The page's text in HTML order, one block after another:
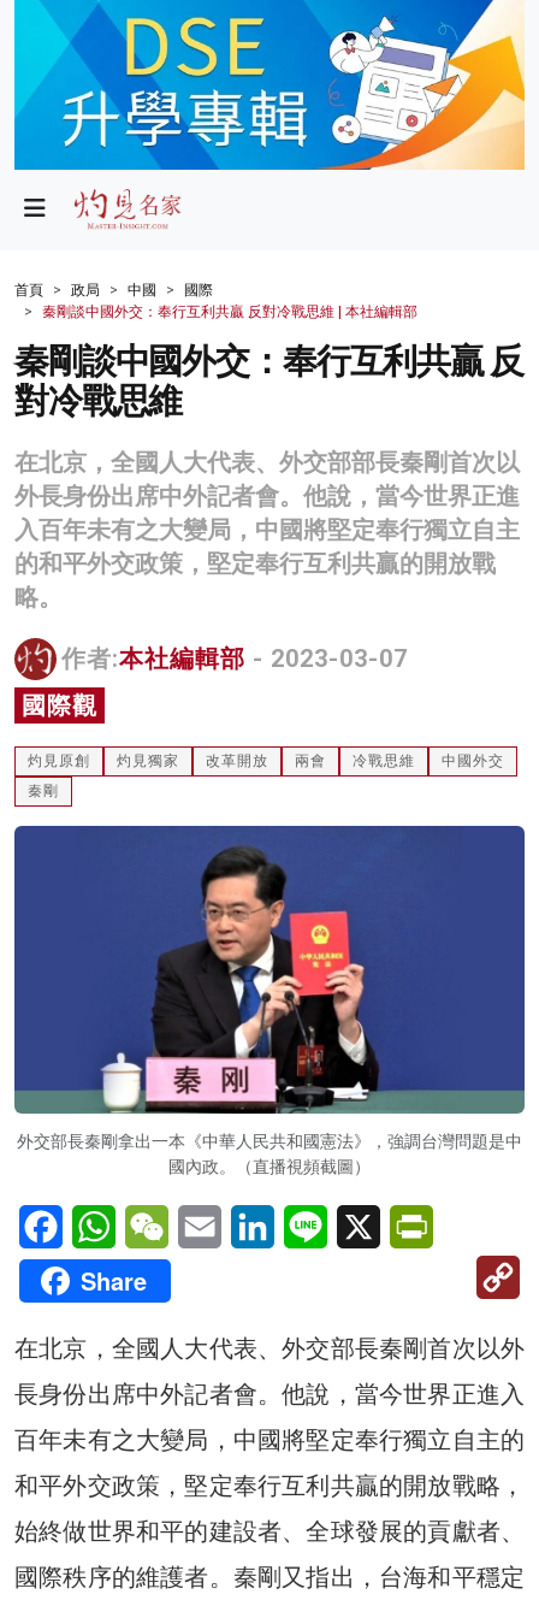
政局
財經
生活
健康
商業
科技
影片
名家榜
關於我們
首頁 政局 中國
國際
秦剛談中國外交：奉行互利共贏 反對冷戰思維 | 本社編輯部
秦剛談中國外交：奉行互利共贏 反
對冷戰思維
在北京，全國人大代表、外交部部長秦剛首次以
外長身份出席中外記者會。他說，當今世界正進
入百年未有之大變局，中國將堅定奉行獨立自主
的和平外交政策，堅定奉行互利共贏的開放戰
略。
作者:本社編輯部 - 2023-03-07
國際觀
灼見原創 灼見獨家 改革開放 兩會 冷戰思維
中國外交
秦剛
外交部長秦剛拿出一本《中華人民共和國憲法》，強調台灣問題是中
國內政。（直播視頻截圖）
FacebookWhatsAppWeChatEmail LinkedInLine X
Share
在北京，全國人大代表、外交部長秦剛首次以外
長身份出席中外記者會。他說，當今世界正進入
百年未有之大變局，中國將堅定奉行獨立自主的
和平外交政策，堅定奉行互利共贏的開放戰略，
始終做世界和平的建設者、全球發展的貢獻者、
國際秩序的維護者。秦剛又指出，台海和平穩定